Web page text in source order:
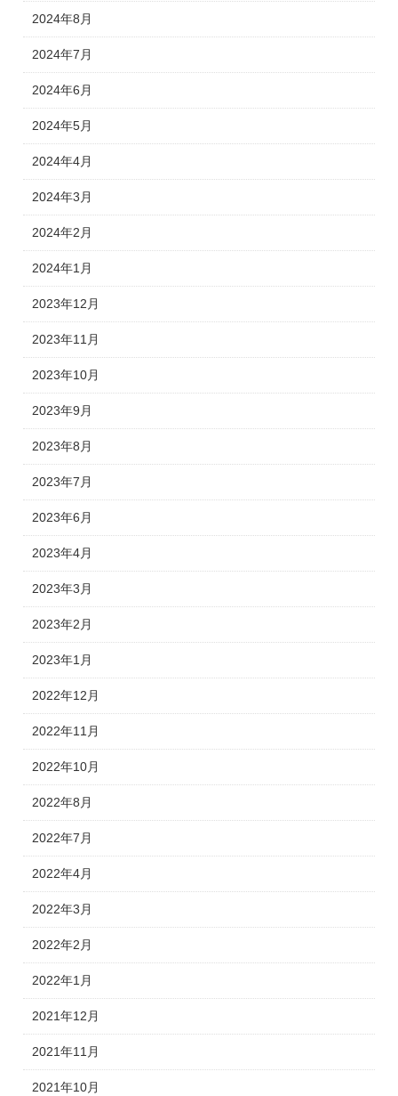
2024年8月
2024年7月
2024年6月
2024年5月
2024年4月
2024年3月
2024年2月
2024年1月
2023年12月
2023年11月
2023年10月
2023年9月
2023年8月
2023年7月
2023年6月
2023年4月
2023年3月
2023年2月
2023年1月
2022年12月
2022年11月
2022年10月
2022年8月
2022年7月
2022年4月
2022年3月
2022年2月
2022年1月
2021年12月
2021年11月
2021年10月